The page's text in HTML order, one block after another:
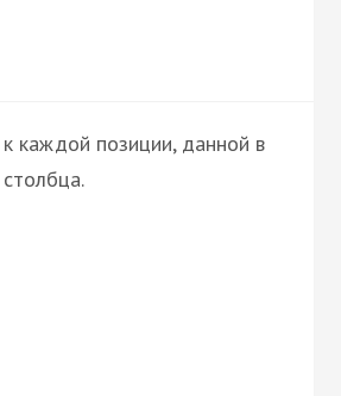
каждой позиции, данной в